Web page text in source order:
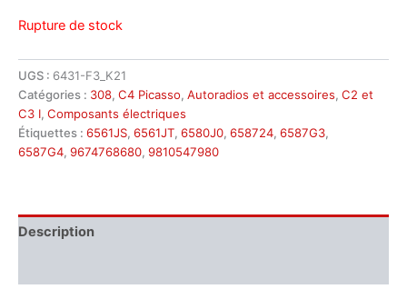
Rupture de stock
UGS : 6431-F3_K21
Catégories : 308, C4 Picasso, Autoradios et accessoires, C2 et
C3 I, Composants électriques
Étiquettes : 6561JS, 6561JT, 6580J0, 658724, 6587G3,
6587G4, 9674768680, 9810547980
Description